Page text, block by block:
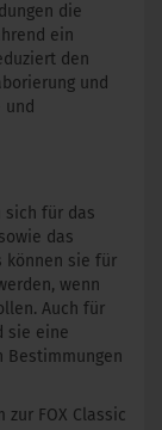
die
ein
den
und
sich für das
das
können sie für
wenn
Auch für
sie eine
Bestimmungen
FOX Classic